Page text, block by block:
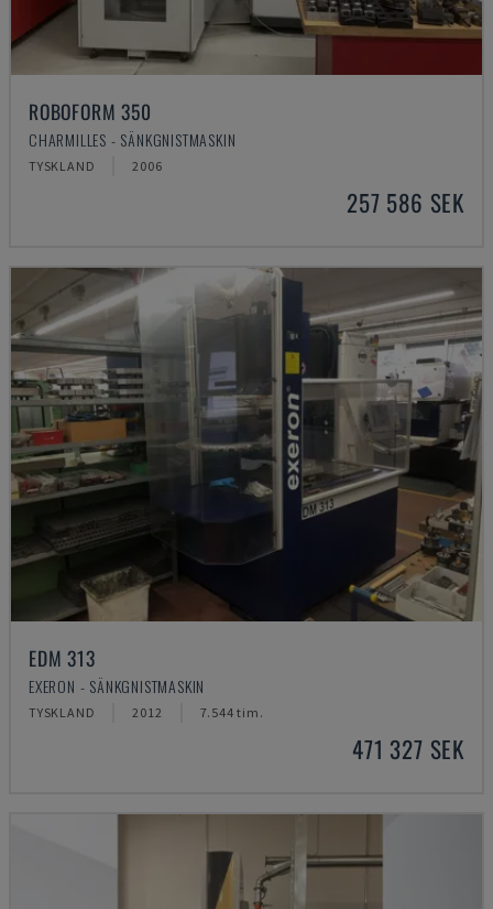
ROBOFORM 350
CHARMILLES - SÄNKGNISTMASKIN
TYSKLAND 2006
257 586 SEK
EDM 313
EXERON - SÄNKGNISTMASKIN
TYSKLAND 2012 7.544 tim.
471 327 SEK